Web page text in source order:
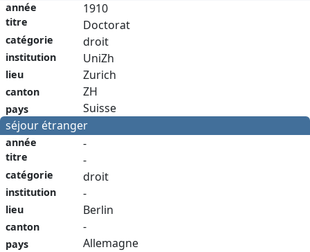
année
titre
catégorie
institution
lieu
canton
pays
1910
Doctorat
droit
UniZh
Zurich
ZH
Suisse
séjour étranger
année
titre
catégorie
institution
lieu
canton
pays
-
-
droit
-
Berlin
-
Allemagne